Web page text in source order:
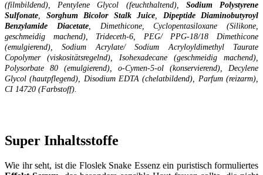
(filmbildend), Pentylene Glycol (feuchthaltend), Sodium Polystyrene
Sulfonate, Sorghum Bicolor Stalk Juice, Dipeptide Diaminobutyroyl
Benzylamide Diacetate, Dimethicone, Cyclopentasiloxane (Silikone,
geschmeidig machend), Trideceth-6, PEG/ PPG-18/18 Dimethicone
(emulgierend), Sodium Acrylate/ Sodium Acryloyldimethyl Taurate
Copolymer (viskositätsregelnd), Isohexadecane (geschmeidig machend),
Polysorbate 80 (emulgierend), o-Cymen-5-ol (konservierend), Decylene
Glycol (hautpflegend), Disodium EDTA (chelatbildend), Parfum (reizarm),
CI 14720 (Farbstoff).
Super Inhaltsstoffe
Wie ihr seht, ist die Floslek Snake Essenz ein puristisch formuliertes